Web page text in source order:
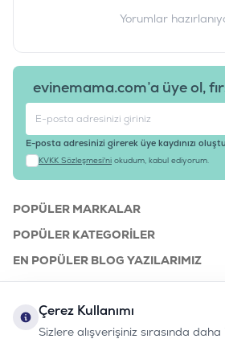
Yorumlar
evinemama.com’a üye ol,
E-posta adresinizi girerek üye kaydınızı
KVKK Sözleşmesi'ni okudum, kabul ediyorum.
POPÜLER MARKALAR
POPÜLER KATEGORILER
EN POPÜLER BLOG YAZILARIMIZ
KURUMSAL
Çerez Kullanımı
Sizlere alışverişiniz sırasında